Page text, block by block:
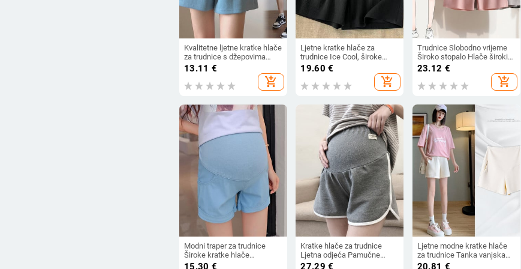
Kvalitetne ljetne kratke hlače
za trudnice s džepovima
Široke, ležerne kratke hlače
za trudnice, kratke hlače za
trudnice u boji slatkiša
13.11 €
add_shopping_cart
Ljetne kratke hlače za
trudnice Ice Cool, široke
nogavice, labava ravna
odjeća za trudnice, kratke
hlače za trudnice s
19.60 €
add_shopping_cart
Trudnice Slobodno vrijeme
Široko stopalo Hlače širokih
nogavica Ljetne trbušaste
tjelovježbu Hlače visokog
struka Sportske kratke hlače
23.12 €
add_shopping_cart
Modni traper za trudnice
Široke kratke hlače
Traperice Odjeća velikih
15.30 €
Kratke hlače za trudnice
Ljetna odjeća Pamučne
sportske kratke hlače
27.29 €
Ljetne modne kratke hlače
za trudnice Tanka vanjska
odjeća Pamučne trbušne
20.81 €